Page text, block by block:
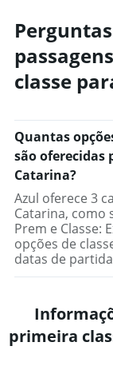
classe
Quantas
são oferecidas
Catarina?
Azul oferece 3
Catarina, como
Prem e Classe:
opções de
datas de
primeira